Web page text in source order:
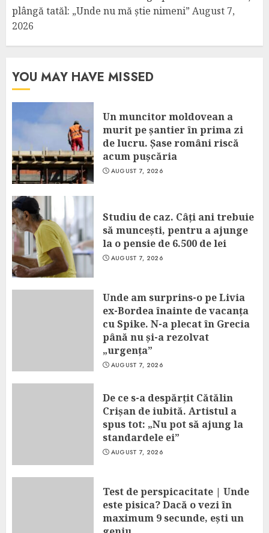
plângă tatăl: „Unde nu mă știe nimeni” August 7,
2026
YOU MAY HAVE MISSED
Un muncitor moldovean a
murit pe șantier în prima zi
de lucru. Șase români riscă
acum pușcăria
AUGUST 7, 2026
Studiu de caz. Câți ani trebuie
să muncești, pentru a ajunge
la o pensie de 6.500 de lei
AUGUST 7, 2026
Unde am surprins-o pe Livia
ex-Bordea înainte de vacanța
cu Spike. N-a plecat în Grecia
până nu și-a rezolvat
„urgența”
AUGUST 7, 2026
De ce s-a despărțit Cătălin
Crișan de iubită. Artistul a
spus tot: „Nu pot să ajung la
standardele ei”
AUGUST 7, 2026
Test de perspicacitate | Unde
este pisica? Dacă o vezi în
maximum 9 secunde, ești un